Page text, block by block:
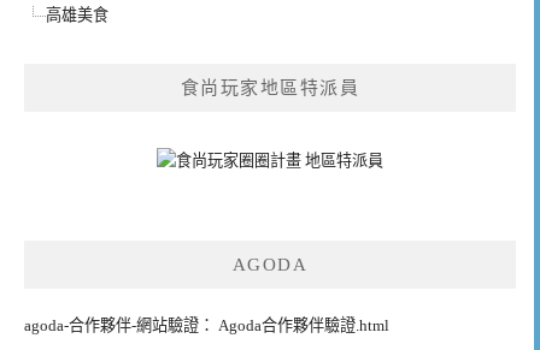
高雄美食
食尚玩家地區特派員
AGODA
agoda-合作夥伴-網站驗證： Agoda合作夥伴驗證.html